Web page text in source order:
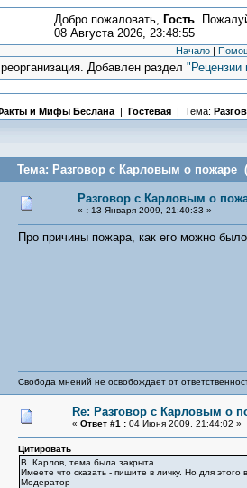
Добро пожаловать, Гость.
08 Августа 2026, 23:48:55
Начало |
Добавлен раздел"Рецензии
и Мифы Беслана | Гостевая | Тема:
Тема: Разговор с Карловым о пожаре
Разговор с Карловым о
« : 13 Января 2009, 21:40:33 »
Про причины пожара, как его можно
Свобода мнений не освобождает от
Re: Разговор с Карловым о
« Ответ #1 : 04 Июня 2009, 21:44:02 »
Цитировать
В. Карлов, тема была закрыта.
Имеете что сказать - пишите в личку. Но для этого
Модератор